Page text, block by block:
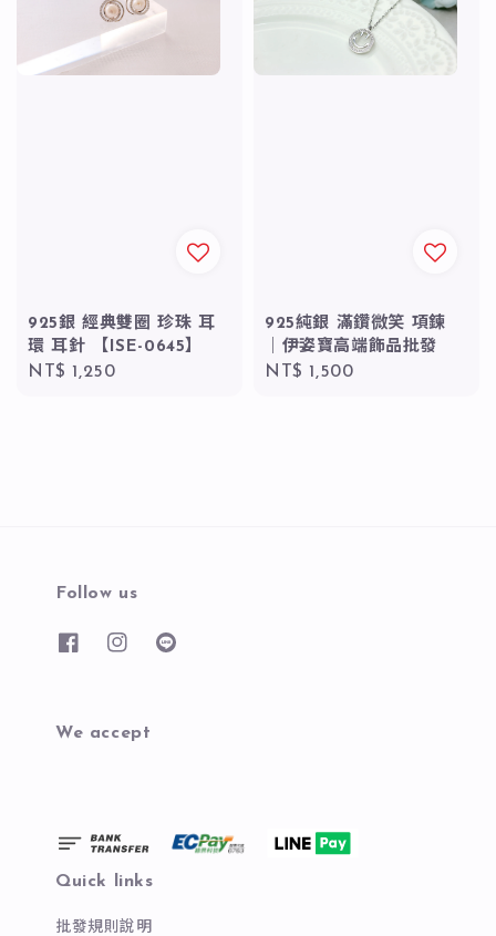
925銀 經典雙圈 珍珠 耳
環 耳針 【ISE-0645】
Regular
NT$ 1,250
925純銀 滿鑽微笑 項鍊
｜伊姿寶高端飾品批發
Regular
NT$ 1,500
Follow us
We accept
Quick links
批發規則說明